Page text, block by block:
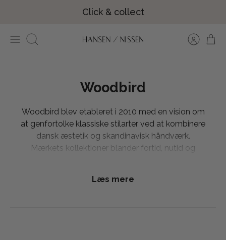
Click & collect
Søg
Woodbird
Woodbird blev etableret i 2010 med en vision om
at genfortolke klassiske stilarter ved at kombinere
dansk æstetik og skandinavisk håndværk.
Mærkets kollektioner blander fortid, nutid og
modernitet. Med tøj fra Woodbird vil du med
Læs mere